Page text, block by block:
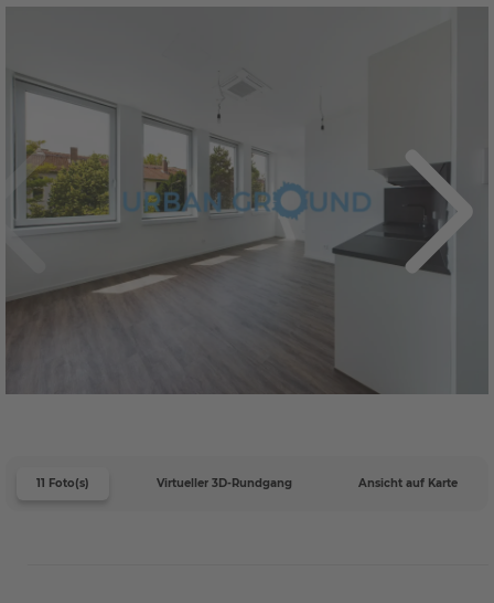
11 Foto(s) Virtueller 3D-Rundgang Ansicht auf Karte